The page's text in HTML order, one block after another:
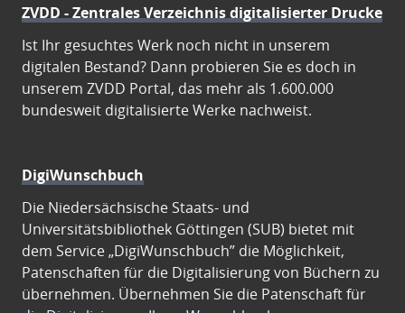
ZVDD - Zentrales Verzeichnis digitalisierter Drucke
Ist Ihr gesuchtes Werk noch nicht in unserem
digitalen Bestand? Dann probieren Sie es doch in
unserem ZVDD Portal, das mehr als 1.600.000
bundesweit digitalisierte Werke nachweist.
DigiWunschbuch
Die Niedersächsische Staats- und
Universitätsbibliothek Göttingen (SUB) bietet mit
dem Service „DigiWunschbuch” die Möglichkeit,
Patenschaften für die Digitalisierung von Büchern zu
übernehmen. Übernehmen Sie die Patenschaft für